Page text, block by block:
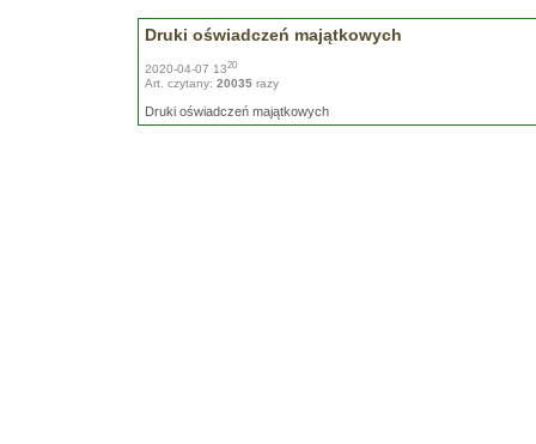
Druki oświadczeń majątkowych
2020-04-07 1320
Art. czytany: 20035 razy
Druki oświadczeń majątkowych